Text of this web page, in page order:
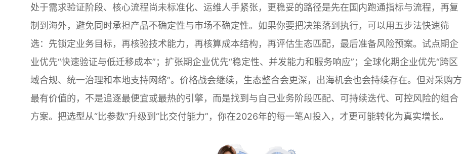
处于需求验证阶段、核心流程尚未标准化、运维人手紧张，更稳妥的路径是先在国内跑通指标与流程，再复
制到海外，避免同时承担产品不确定性与市场不确定性。如果你要把决策落到执行，可以用五步法快速筛
选：先锁定业务目标，再核验技术能力，再核算成本结构，再评估生态匹配，最后准备风险预案。试点期企
业优先“快速验证与低迁移成本”；扩张期企业优先“稳定性、并发能力和服务响应”；全球化期企业优先“跨区
域合规、统一治理和本地支持网络”。价格战会继续，生态整合会更深，出海机会也会持续存在。但对采购方
最有价值的，不是追逐最便宜或最热的引擎，而是找到与自己业务阶段匹配、可持续迭代、可控风险的组合
方案。把选型从“比参数”升级到“比交付能力”，你在2026年的每一笔AI投入，才更可能转化为真实增长。